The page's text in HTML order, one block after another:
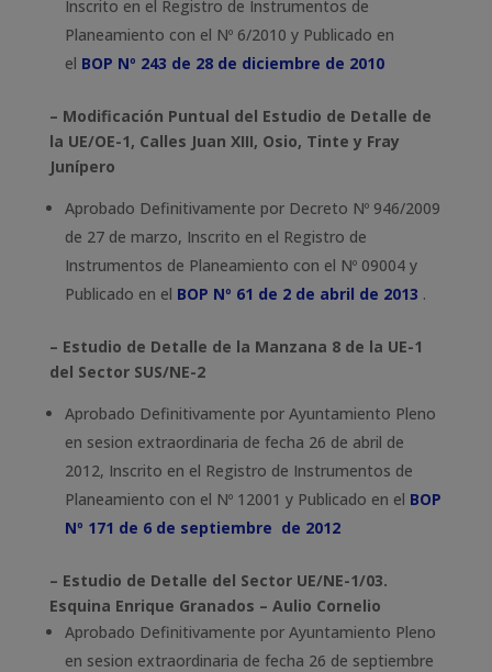
Inscrito en el Registro de Instrumentos de
Planeamiento con el Nº 6/2010 y Publicado en
el BOP Nº 243 de 28 de diciembre de 2010
– Modificación Puntual del Estudio de Detalle de
la UE/OE-1, Calles Juan XIII, Osio, Tinte y Fray
Junípero
Aprobado Definitivamente por Decreto Nº 946/2009
de 27 de marzo, Inscrito en el Registro de
Instrumentos de Planeamiento con el Nº 09004 y
Publicado en el BOP Nº 61 de 2 de abril de 2013 .
– Estudio de Detalle de la Manzana 8 de la UE-1
del Sector SUS/NE-2
Aprobado Definitivamente por Ayuntamiento Pleno
en sesion extraordinaria de fecha 26 de abril de
2012, Inscrito en el Registro de Instrumentos de
Planeamiento con el Nº 12001 y Publicado en el BOP
Nº 171 de 6 de septiembre de 2012
– Estudio de Detalle del Sector UE/NE-1/03.
Esquina Enrique Granados – Aulio Cornelio
Aprobado Definitivamente por Ayuntamiento Pleno
en sesion extraordinaria de fecha 26 de septiembre